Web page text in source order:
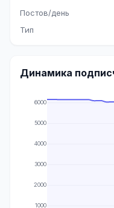
Постов/день
Тип
Динамика
1000
2000
3000
4000
5000
6000